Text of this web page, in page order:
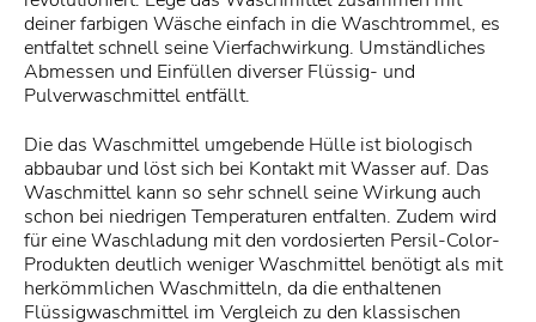
deiner farbigen Wäsche einfach in die Waschtrommel, es
entfaltet schnell seine Vierfachwirkung. Umständliches
Abmessen und Einfüllen diverser Flüssig- und
Pulverwaschmittel entfällt.
Die das Waschmittel umgebende Hülle ist biologisch
abbaubar und löst sich bei Kontakt mit Wasser auf. Das
Waschmittel kann so sehr schnell seine Wirkung auch
schon bei niedrigen Temperaturen entfalten. Zudem wird
für eine Waschladung mit den vordosierten Persil-Color-
Produkten deutlich weniger Waschmittel benötigt als mit
herkömmlichen Waschmitteln, da die enthaltenen
Flüssigwaschmittel im Vergleich zu den klassischen